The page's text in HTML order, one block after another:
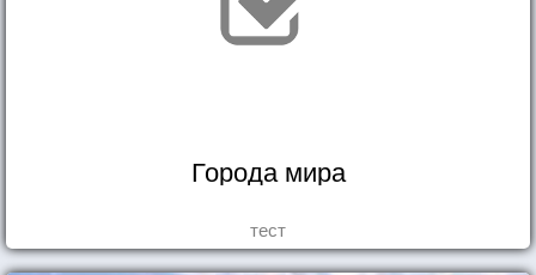
Города мира
тест